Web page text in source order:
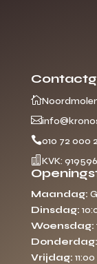


010 72 000
 KVK:
Maandag:
Dinsdag:
Woensdag:
Donderdag:
Vrijdag: